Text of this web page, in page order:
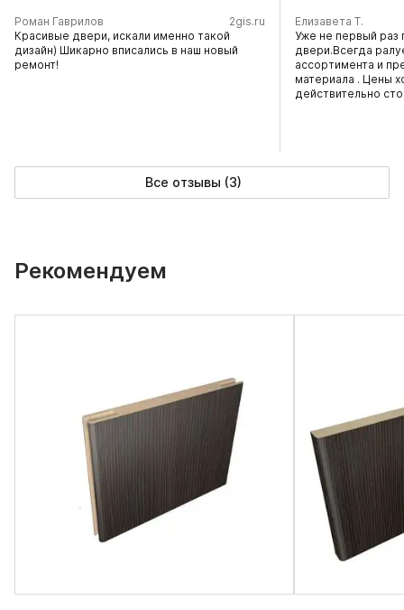
​Роман Гаврилов
2gis.ru
Красивые двери, искали именно такой
дизайн) Шикарно вписались в наш новый
ремонт!
Елизавета Т.
Уже не первый раз
двери.Всегда
ассортимента и
материала . Цены
действительно
Все отзывы (3)
Рекомендуем